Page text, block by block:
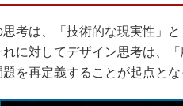
考は、「技術的な現実性」
れに対してデザイン思考は、
を再定義することが起点とな